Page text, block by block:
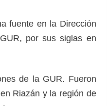
SERVICIOS
imágenes
fuente en la Dirección
por sus siglas en
de la GUR. Fueron
Riazán y la región de